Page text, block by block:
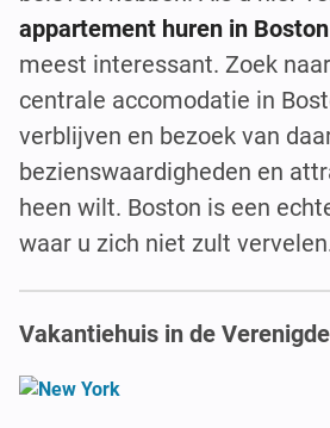
appartement huren in Boston
meest interessant. Zoek
centrale accomodatie in
verblijven en bezoek van
bezienswaardigheden en
heen wilt. Boston is een
waar u zich niet zult
Vakantiehuis in de